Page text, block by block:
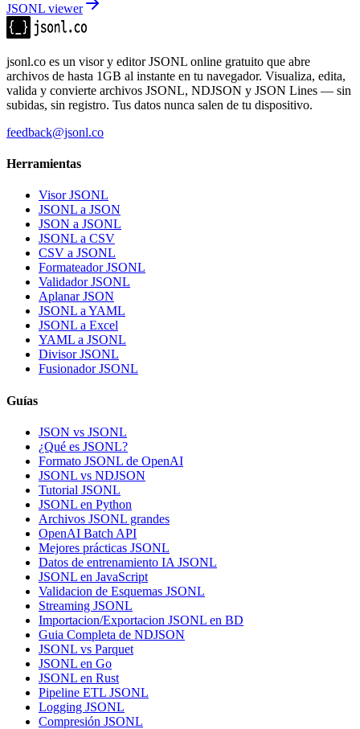
JSONL viewer
jsonl.co es un visor y editor JSONL online gratuito que abre
archivos de hasta 1GB al instante en tu navegador. Visualiza, edita,
valida y convierte archivos JSONL, NDJSON y JSON Lines — sin
subidas, sin registro. Tus datos nunca salen de tu dispositivo.
feedback@jsonl.co
Herramientas
Visor JSONL
JSONL a JSON
JSON a JSONL
JSONL a CSV
CSV a JSONL
Formateador JSONL
Validador JSONL
Aplanar JSON
JSONL a YAML
JSONL a Excel
YAML a JSONL
Divisor JSONL
Fusionador JSONL
Guías
JSON vs JSONL
¿Qué es JSONL?
Formato JSONL de OpenAI
JSONL vs NDJSON
Tutorial JSONL
JSONL en Python
Archivos JSONL grandes
OpenAI Batch API
Mejores prácticas JSONL
Datos de entrenamiento IA JSONL
JSONL en JavaScript
Validacion de Esquemas JSONL
Streaming JSONL
Importacion/Exportacion JSONL en BD
Guia Completa de NDJSON
JSONL vs Parquet
JSONL en Go
JSONL en Rust
Pipeline ETL JSONL
Logging JSONL
Compresión JSONL